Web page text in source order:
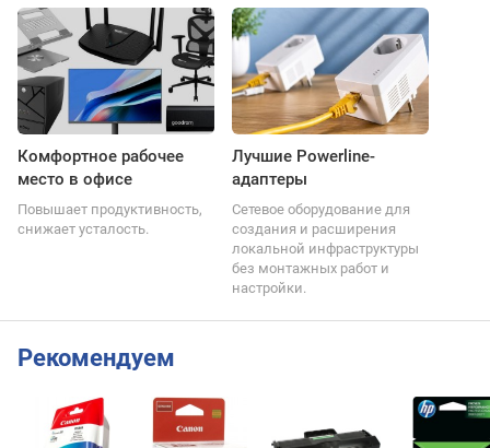
Комфортное рабочее
место в офисе
Повышает продуктивность,
снижает усталость.
Лучшие Powerline-
адаптеры
Сетевое оборудование для
создания и расширения
локальной инфраструктуры
без монтажных работ и
настройки.
Рекомендуем